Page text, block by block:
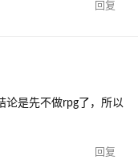
回复
论是先不做rpg了，所以
回复